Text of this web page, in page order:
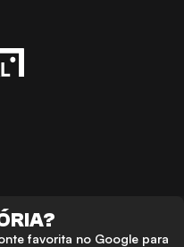
favorita no Google para